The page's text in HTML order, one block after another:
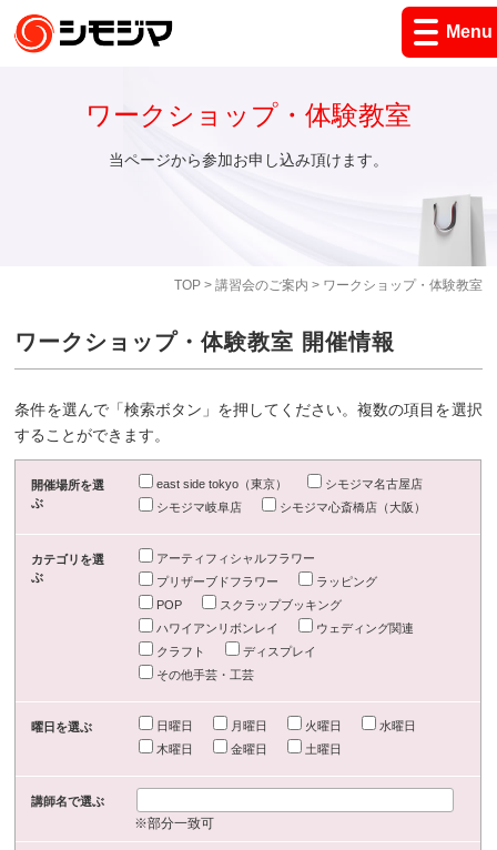
Menu
TOP> 講習会のご案内 > ワークショップ・体験教室
ワークショップ・体験教室
当ページから参加お申し込み頂けます。
ワークショップ・体験教室 開催情報
条件を選んで「検索ボタン」を押してください。複数の項目を選択
することができます。
開催場所を選
ぶ
east side tokyo（東京）
シモジマ名古屋店
シモジマ岐阜店
シモジマ心斎橋店（大阪）
カテゴリを選
ぶ
アーティフィシャルフラワー
プリザーブドフラワー
ラッピング
POP
スクラップブッキング
ハワイアンリボンレイ
ウェディング関連
クラフト
ディスプレイ
その他手芸・工芸
曜日を選ぶ 日曜日 月曜日 火曜日
水曜日
木曜日
金曜日 土曜日
講師名で選ぶ
※部分一致可